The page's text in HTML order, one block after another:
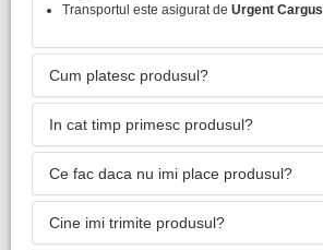
Transportul este asigurat de Urgent Cargus
Cum platesc produsul?
In cat timp primesc produsul?
Ce fac daca nu imi place produsul?
Cine imi trimite produsul?